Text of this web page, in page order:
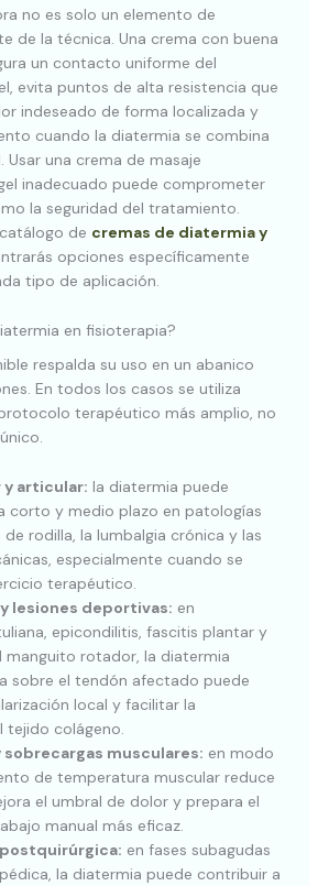
no es solo un elemento de
de la técnica. Una crema con buena
un contacto uniforme del
evita puntos de alta resistencia que
indeseado de forma localizada y
cuando la diatermia se combina
Usar una crema de masaje
inadecuado puede comprometer
la seguridad del tratamiento.
de cremas de diatermia y
opciones específicamente
tipo de aplicación.
en fisioterapia?
respalda su uso en un abanico
En todos los casos se utiliza
terapéutico más amplio, no
y articular: la diatermia puede
corto y medio plazo en patologías
rodilla, la lumbalgia crónica y las
especialmente cuando se
terapéutico.
lesiones deportivas: en
epicondilitis, fascitis plantar y
rotador, la diatermia
sobre el tendón afectado puede
local y facilitar la
tejido colágeno.
musculares: en modo
de temperatura muscular reduce
el umbral de dolor y prepara el
manual más eficaz.
en fases subagudas
la diatermia puede contribuir a